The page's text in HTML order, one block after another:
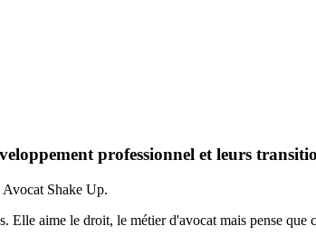
professionnel et leurs
Shake Up.
Elle aime le droit, le métier d'avocat mais pense